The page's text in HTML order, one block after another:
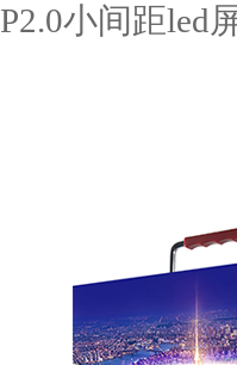
P2.0小间距led